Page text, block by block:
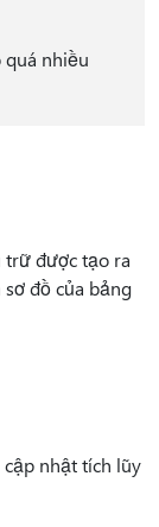
nhiều
trữ được tạo ra
đồ của bảng
cập nhật tích lũy